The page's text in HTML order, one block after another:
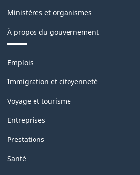
Ministères et organismes
À propos du gouvernement
Thèmes
sujets
Emplois
Immigration et citoyenneté
Voyage et tourisme
Entreprises
Prestations
Santé